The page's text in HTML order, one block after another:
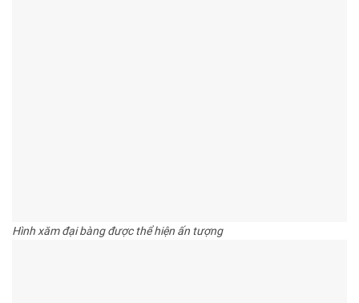
Hình xăm đại bàng được thể hiện ấn tượng